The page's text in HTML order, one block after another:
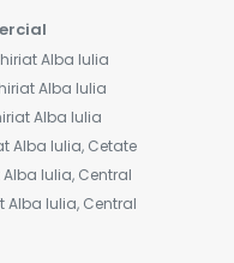
Alba Iulia
Alba Iulia
Alba Iulia
Alba Iulia, Cetate
Iulia, Central
Iulia, Central